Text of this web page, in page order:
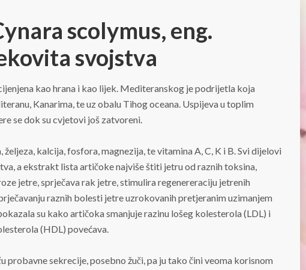
scolymus, eng.
svojstva
kao hrana i kao lijek. Mediteranskog je podrijetla koja
Kanarima, te uz obalu Tihog oceana. Uspijeva u toplim
se dok su cvjetovi još zatvoreni.
kalcija, fosfora, magnezija, te vitamina A, C, K i B. Svi dijelovi
a ekstrakt lista artičoke najviše štiti jetru od raznih toksina,
jetre, sprječava rak jetre, stimulira regenereraciju jetrenih
raznih bolesti jetre uzrokovanih pretjeranim uzimanjem
su kako artičoka smanjuje razinu lošeg kolesterola (LDL) i
(HDL) povećava.
probavne sekrecije, posebno žuči, pa ju tako čini veoma korisnom